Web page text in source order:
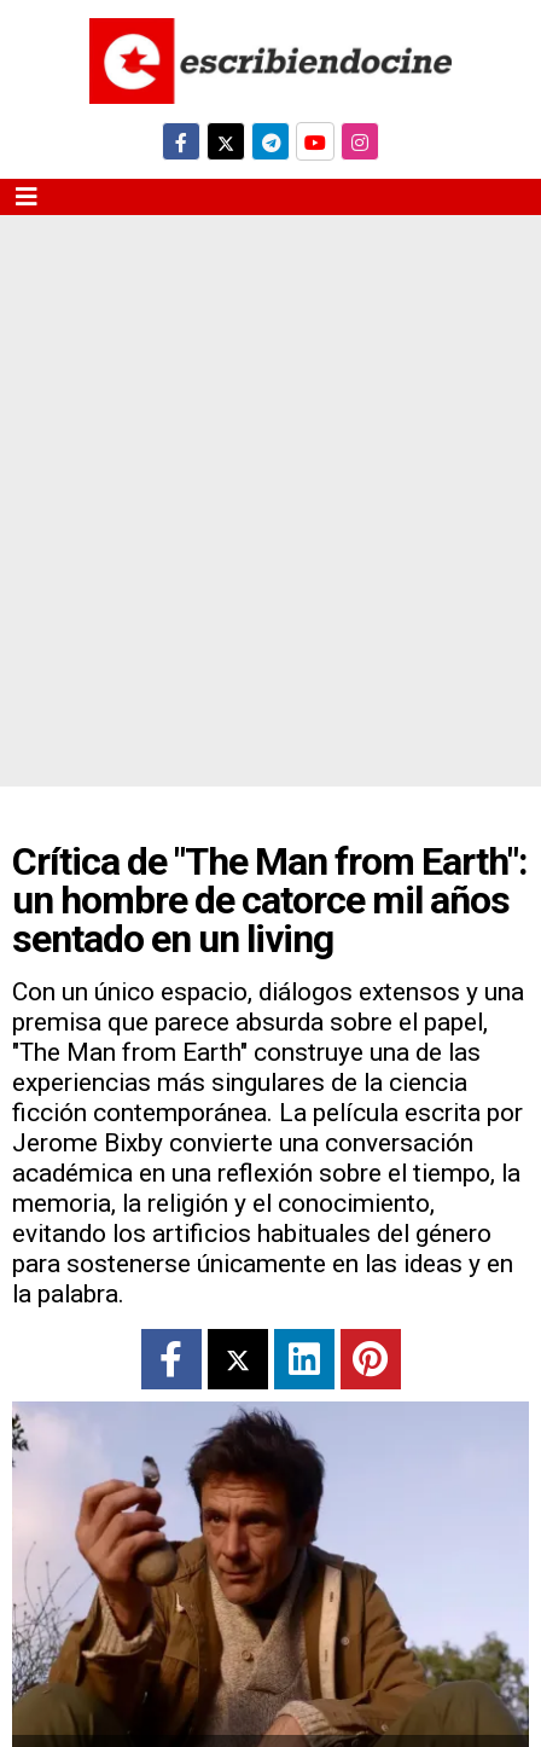
Crítica de "The Man from Earth":
un hombre de catorce mil años
sentado en un living
Con un único espacio, diálogos extensos y una
premisa que parece absurda sobre el papel,
"The Man from Earth" construye una de las
experiencias más singulares de la ciencia
ficción contemporánea. La película escrita por
Jerome Bixby convierte una conversación
académica en una reflexión sobre el tiempo, la
memoria, la religión y el conocimiento,
evitando los artificios habituales del género
para sostenerse únicamente en las ideas y en
la palabra.